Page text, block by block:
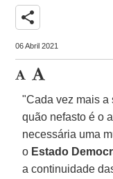
share
06 Abril 2021
"Cada vez mais a
quão nefasto é o
necessária uma
o Estado
a continuidade